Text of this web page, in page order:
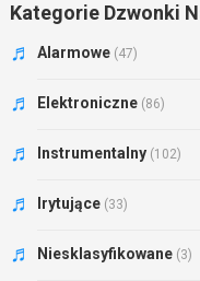
Kategorie Dzwonki
Alarmowe (47)
Elektroniczne (86)
Instrumentalny (102)
Irytujące (33)
Niesklasyfikowane (3)